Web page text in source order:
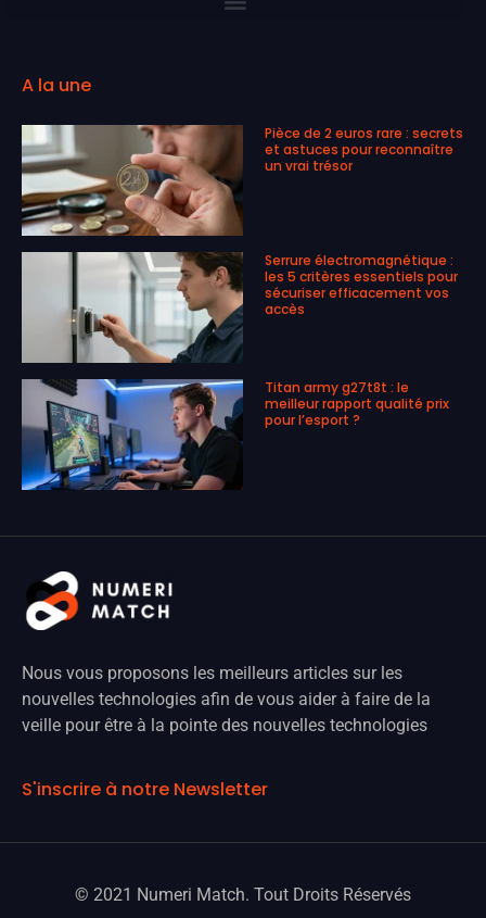
A la une
Pièce de 2 euros rare : secrets
et astuces pour reconnaître
un vrai trésor
Serrure électromagnétique :
les 5 critères essentiels pour
sécuriser efficacement vos
accès
Titan army g27t8t : le
meilleur rapport qualité prix
pour l’esport ?
Nous vous proposons les meilleurs articles sur les
nouvelles technologies afin de vous aider à faire de la
veille pour être à la pointe des nouvelles technologies
S'inscrire à notre Newsletter
© 2021 Numeri Match. Tout Droits Réservés